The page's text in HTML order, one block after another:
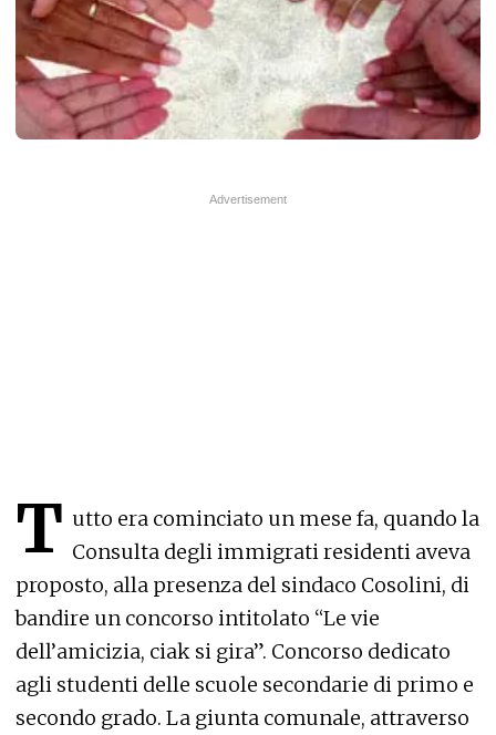
T utto era cominciato un mese fa, quando la
Consulta degli immigrati residenti aveva
proposto, alla presenza del sindaco Cosolini, di
bandire un concorso intitolato “Le vie
dell’amicizia, ciak si gira”. Concorso dedicato
agli studenti delle scuole secondarie di primo e
secondo grado. La giunta comunale, attraverso